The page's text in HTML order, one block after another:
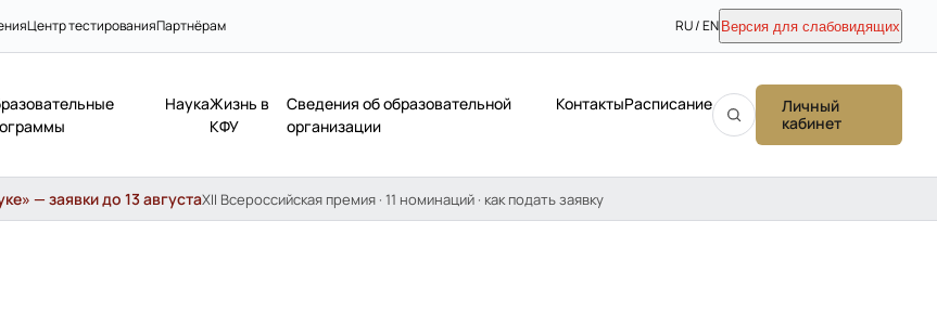
Центр тестированияПартнёрам RU / EN Версия для слабовидящих
НаукаЖизнь в
КФУ
Сведения об образовательной
организации
КонтактыРасписание
Личный
кабинет
— заявки до 13 августаXII Всероссийская премия · 11 номинаций · как подать заявку